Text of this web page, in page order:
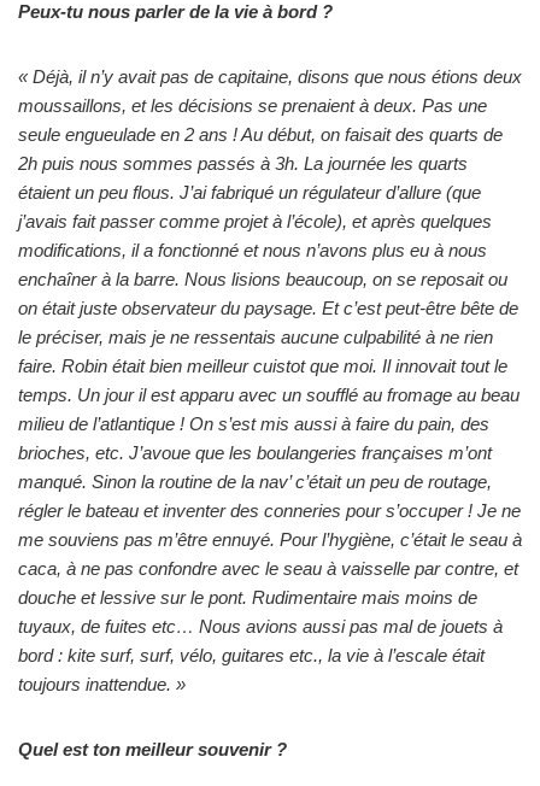
Peux-tu nous parler de la vie à bord ?
« Déjà, il n’y avait pas de capitaine, disons que nous étions deux
moussaillons, et les décisions se prenaient à deux. Pas une
seule engueulade en 2 ans ! Au début, on faisait des quarts de
2h puis nous sommes passés à 3h. La journée les quarts
étaient un peu flous. J’ai fabriqué un régulateur d’allure (que
j’avais fait passer comme projet à l’école), et après quelques
modifications, il a fonctionné et nous n’avons plus eu à nous
enchaîner à la barre. Nous lisions beaucoup, on se reposait ou
on était juste observateur du paysage. Et c’est peut-être bête de
le préciser, mais je ne ressentais aucune culpabilité à ne rien
faire. Robin était bien meilleur cuistot que moi. Il innovait tout le
temps. Un jour il est apparu avec un soufflé au fromage au beau
milieu de l’atlantique ! On s’est mis aussi à faire du pain, des
brioches, etc. J’avoue que les boulangeries françaises m’ont
manqué. Sinon la routine de la nav’ c’était un peu de routage,
régler le bateau et inventer des conneries pour s’occuper ! Je ne
me souviens pas m’être ennuyé. Pour l’hygiène, c’était le seau à
caca, à ne pas confondre avec le seau à vaisselle par contre, et
douche et lessive sur le pont. Rudimentaire mais moins de
tuyaux, de fuites etc… Nous avions aussi pas mal de jouets à
bord : kite surf, surf, vélo, guitares etc., la vie à l’escale était
toujours inattendue. »
Quel est ton meilleur souvenir ?